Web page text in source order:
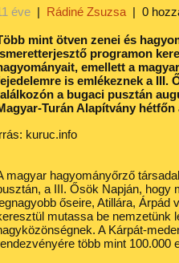
éve | Rádiné Zsuzsa | 0
mint ötven zenei és
programon
emellett a
is emlékeznek a III.
a bugaci pusztán
Turán Alapítvány hétfőn
kuruc.info
magyar hagyományőrző
a III. Ősök Napján, hogy
őseire, Atillára,
mutassa be nemzetünk
A Kárpát-
több mint 100.000